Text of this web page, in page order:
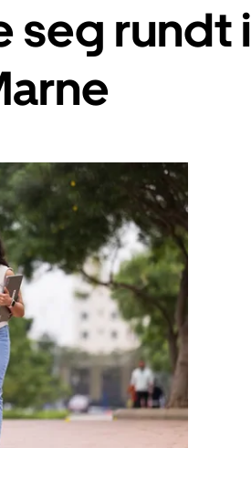
seg rundt i